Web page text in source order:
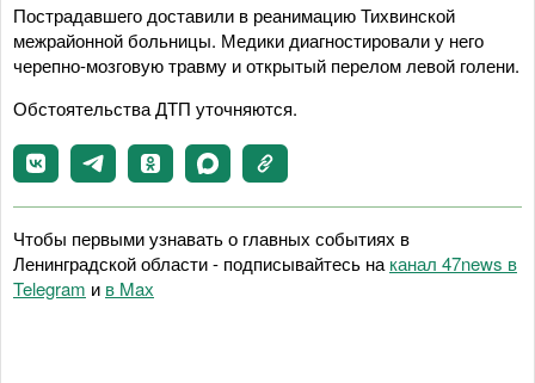
Пострадавшего доставили в реанимацию Тихвинской
межрайонной больницы. Медики диагностировали у него
черепно-мозговую травму и открытый перелом левой голени.
Обстоятельства ДТП уточняются.
Чтобы первыми узнавать о главных событиях в
Ленинградской области - подписывайтесь на канал 47news в
Telegram и в Maх